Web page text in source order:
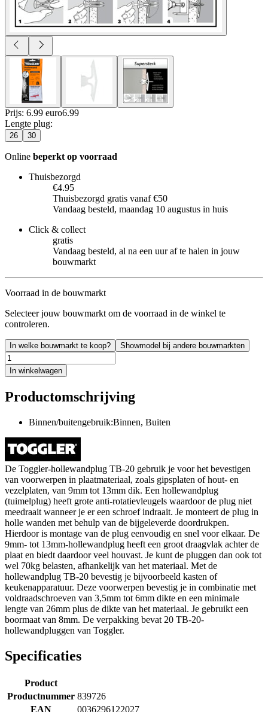
Prijs: 6.99 euro6.99
Lengte plug:
26 30
Online beperkt op voorraad
Thuisbezorgd
€4.95
Thuisbezorgd gratis vanaf €50
Vandaag besteld, maandag 10 augustus in huis
Click & collect
gratis
Vandaag besteld, al na een uur af te halen in jouw
bouwmarkt
Voorraad in de bouwmarkt
Selecteer jouw bouwmarkt om de voorraad in de winkel te
controleren.
In welke bouwmarkt te koop? Showmodel bij andere bouwmarkten
In winkelwagen
Productomschrijving
Binnen/buitengebruik:Binnen, Buiten
De Toggler-hollewandplug TB-20 gebruik je voor het bevestigen
van voorwerpen in plaatmateriaal, zoals gipsplaten of hout- en
vezelplaten, van 9mm tot 13mm dik. Een hollewandplug
(tuimelplug) heeft grote anti-rotatievleugels waardoor de plug niet
meedraait wanneer je er een schroef indraait. Je monteert de plug in
holle wanden met behulp van de bijgeleverde doordrukpen.
Hierdoor is montage van de plug eenvoudig en snel voor elkaar. De
9mm- tot 13mm-hollewandplug heeft een groot draagvlak achter de
plaat en biedt daardoor veel houvast. Je kunt de pluggen dan ook tot
wel 70kg belasten, afhankelijk van het materiaal. Met de
hollewandplug TB-20 bevestig je bijvoorbeeld kasten of
keukenapparatuur. Deze voorwerpen bevestig je in combinatie met
voldraadschroeven van 3,5mm tot 6mm dikte en een minimale
lengte van 26mm plus de dikte van het materiaal. Je gebruikt een
boormaat van 8mm. De verpakking bevat 20 TB-20-
hollewandpluggen van Toggler.
Specificaties
Product
Productnummer 839726
EAN
0036296122027